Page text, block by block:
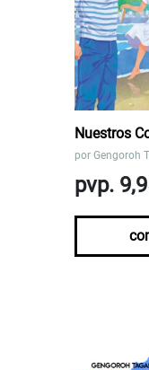
Nuestros
por Gengoroh
pvp.